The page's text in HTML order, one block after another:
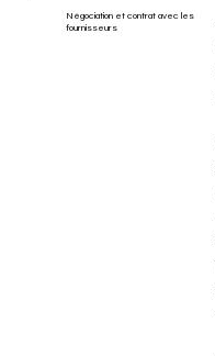
Négociation et contrat avec les
fournisseurs